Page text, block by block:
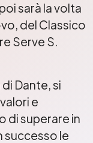
sarà la volta
del Classico
Serve S.
Dante, si
e
di superare in
successo le